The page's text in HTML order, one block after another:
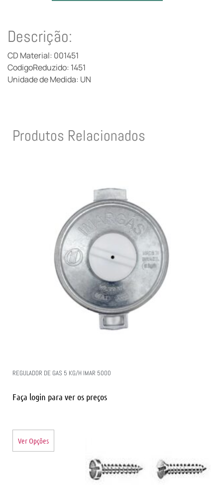
Descrição:
CD Material: 001451
CodigoReduzido: 1451
Unidade de Medida: UN
Produtos Relacionados
REGULADOR DE GAS 5 KG/H IMAR 5000
Faça login para ver os preços
Ver Opções